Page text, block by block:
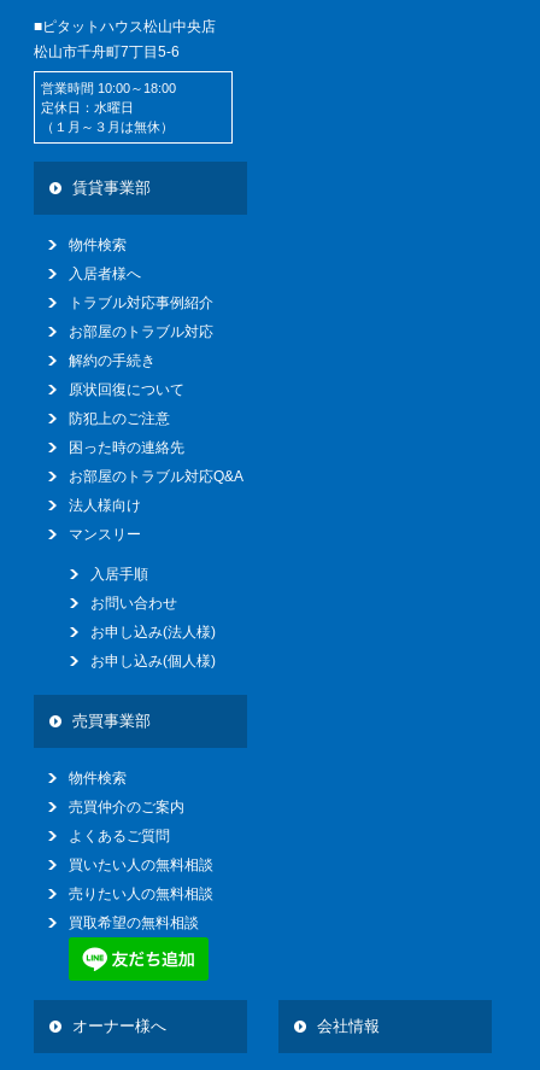
■ピタットハウス松山中央店
松山市千舟町7丁目5-6
営業時間 10:00～18:00
定休日：水曜日
（１月～３月は無休）
賃貸事業部
物件検索
入居者様へ
トラブル対応事例紹介
お部屋のトラブル対応
解約の手続き
原状回復について
防犯上のご注意
困った時の連絡先
お部屋のトラブル対応Q&A
法人様向け
マンスリー
入居手順
お問い合わせ
お申し込み(法人様)
お申し込み(個人様)
売買事業部
物件検索
売買仲介のご案内
よくあるご質問
買いたい人の無料相談
売りたい人の無料相談
買取希望の無料相談
オーナー様へ 会社情報